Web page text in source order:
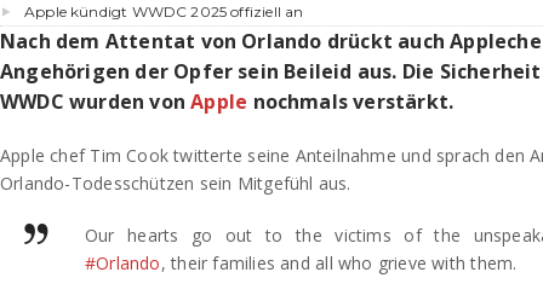
Apple kündigt WWDC 2025 offiziell an
Nach dem Attentat von Orlando drückt auch
Angehörigen der Opfer sein Beileid aus. Die
WWDC wurden vonApple nochmals verstärkt.
Apple chef Tim Cook twitterte seine Anteilnahme und sprach den
Orlando-Todesschützen sein Mitgefühl aus.
Our hearts go out to the victims of the
#Orlando, their families and all who grieve with them.